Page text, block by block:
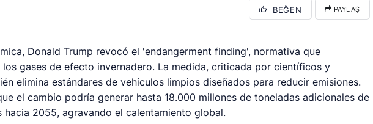
BEĞEN PAYLAŞ
Donald Trump revocó el 'endangerment finding', normativa que
los gases de efecto invernadero. La medida, criticada por científicos y
elimina estándares de vehículos limpios diseñados para reducir emisiones.
el cambio podría generar hasta 18.000 millones de toneladas adicionales de
hacia 2055, agravando el calentamiento global.